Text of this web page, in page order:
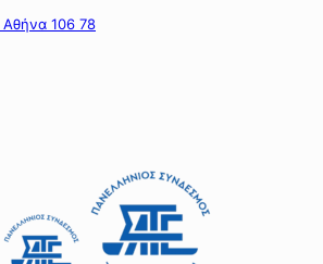
Αθήνα 106 78